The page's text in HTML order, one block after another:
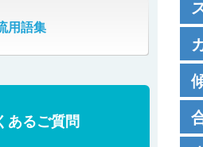
・ECD1500
用語集
あるご質問
セ